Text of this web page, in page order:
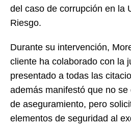
del caso de corrupción en la
Riesgo.
Durante su intervención,
cliente ha colaborado con la
presentado a todas las
además manifestó que no
de aseguramiento, pero
elementos de seguridad al